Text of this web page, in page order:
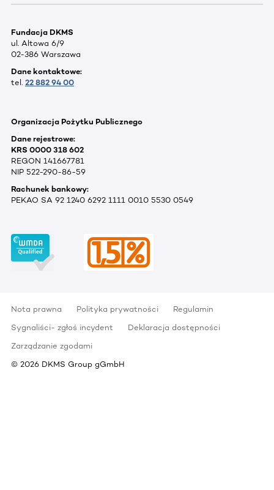
Fundacja DKMS
ul. Altowa 6/9
02-386 Warszawa
Dane kontaktowe:
tel. 22 882 94 00
Organizacja Pożytku Publicznego
Dane rejestrowe:
KRS 0000 318 602
REGON 141667781
NIP 522-290-86-59
Rachunek bankowy:
PEKAO SA 92 1240 6292 1111 0010 5530 0549
Nota prawna Polityka prywatności
Regulamin
Sygnaliści- zgłoś incydent
Deklaracja dostępności
Zarządzanie zgodami
© 2026 DKMS Group gGmbH